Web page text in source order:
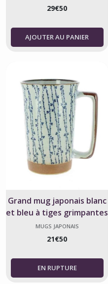
29€50
AJOUTER AU PANIER
Grand mug japonais blanc
et bleu à tiges grimpantes
– Céramique – Japon
MUGS JAPONAIS
21€50